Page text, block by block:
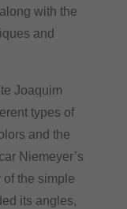
with the
and
Joaquim
types of
and the
Niemeyer’s
of the simple
its angles,